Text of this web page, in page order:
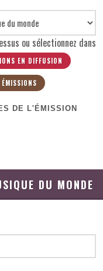
ou sélectionnez dans
EN DIFFUSION
DE L'ÉMISSION
DU MONDE